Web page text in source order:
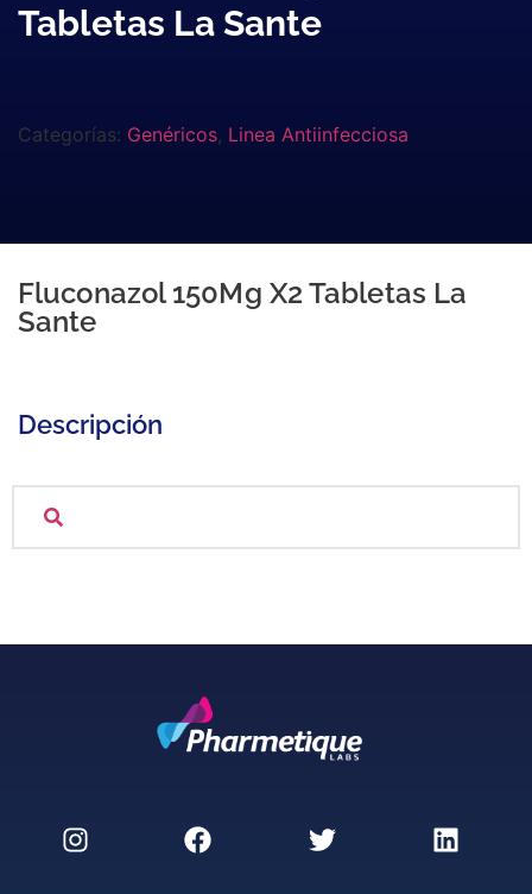
Tabletas La Sante
Categorías: Genéricos, Linea Antiinfecciosa
Fluconazol 150Mg X2 Tabletas La
Sante
Descripción